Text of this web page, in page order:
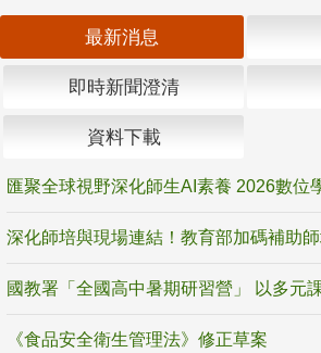
最新消息
即時新聞澄清
資料下載
《食品安全衛生管理法》修正草案